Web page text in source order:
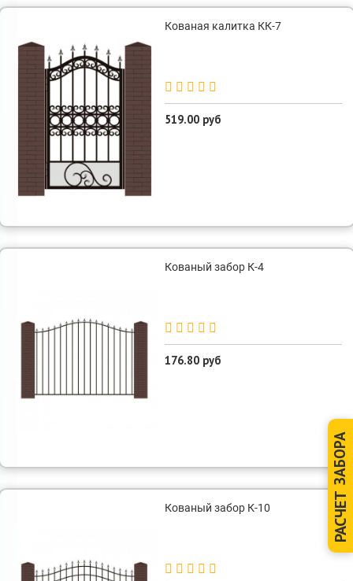
Кованая калитка КК-7
519.00 руб
Кованый забор К-4
176.80 руб
Кованый забор К-10 РАСЧЕТ
ЗАБОРА